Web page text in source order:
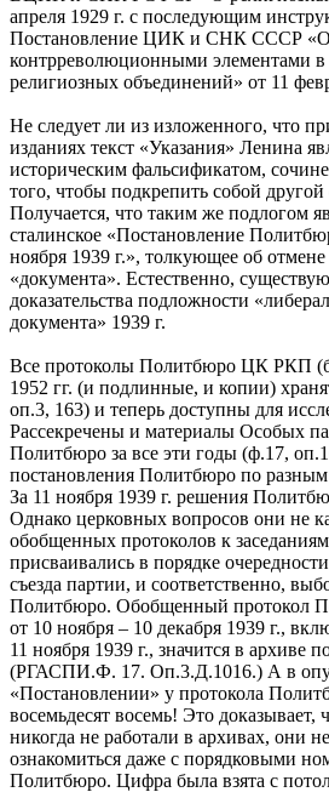
апреля 1929 г. с последующим
Постановление ЦИК и СНК СССР «О
контрреволюционными элементами в
религиозных объединений» от 11
Не следует ли из изложенного, что
изданиях текст «Указания» Ленина
историческим фальсификатом,
того, чтобы подкрепить собой
Получается, что таким же подлогом
сталинское «Постановление
ноября 1939 г.», толкующее об
«документа». Естественно,
доказательства подложности
документа» 1939 г.
Все протоколы Политбюро ЦК РКП
1952 гг. (и подлинные, и копии)
оп.3, 163) и теперь доступны для
Рассекречены и материалы Особых
Политбюро за все эти годы (ф.17,
постановления Политбюро по
За 11 ноября 1939 г. решения
Однако церковных вопросов они не
обобщенных протоколов к
присваивались в порядке
съезда партии, и соответственно,
Политбюро. Обобщенный протокол
от 10 ноября – 10 декабря 1939 г.,
11 ноября 1939 г., значится в архиве
(РГАСПИ.Ф. 17. Оп.3.Д.1016.) А в
«Постановлении» у протокола
восемьдесят восемь! Это доказывает,
никогда не работали в архивах, они
ознакомиться даже с порядковыми
Политбюро. Цифра была взята с